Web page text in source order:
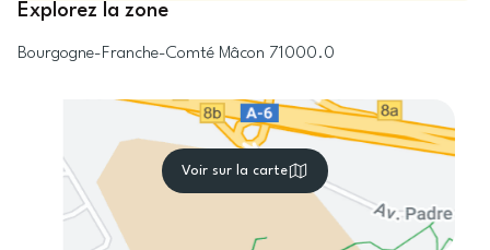
Explorez la zone
Bourgogne-Franche-Comté Mâcon 71000.0
Voir sur la carte